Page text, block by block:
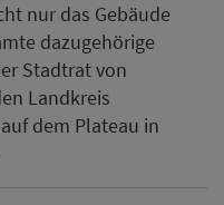
nur das Gebäude
dazugehörige
Stadtrat von
Landkreis
dem Plateau in